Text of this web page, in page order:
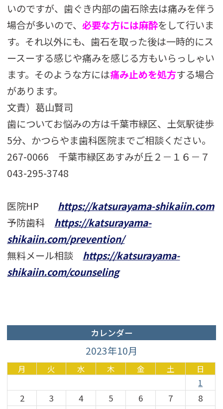
いのですが、歯ぐき内部の歯石除去は痛みを伴う
場合が多いので、必要な方には麻酔をして行いま
す。それ以外にも、歯石を取った後は一時的にス
ースーする感じや痛みを感じる方もいらっしゃい
ます。そのような方には痛み止めを処方する場合
があります。
文責）葛山賢司
歯についてお悩みの方は千葉市緑区、土気駅徒歩
5分、かつらやま歯科医院までご相談ください。
267-0066 千葉市緑区あすみが丘２－１６－７
043-295-3748
医院HP https://katsurayama-shikaiin.com
予防歯科 https://katsurayama-
shikaiin.com/prevention/
無料メール相談 https://katsurayama-
shikaiin.com/counseling
カレンダー
2023年10月
月 火 水 木 金 土 日
1
2
3 4 5 6 7
8